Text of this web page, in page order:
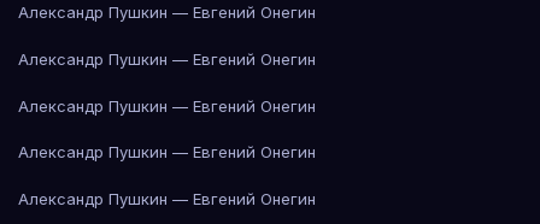
Александр Пушкин — Евгений Онегин
Александр Пушкин — Евгений Онегин
Александр Пушкин — Евгений Онегин
Александр Пушкин — Евгений Онегин
Александр Пушкин — Евгений Онегин